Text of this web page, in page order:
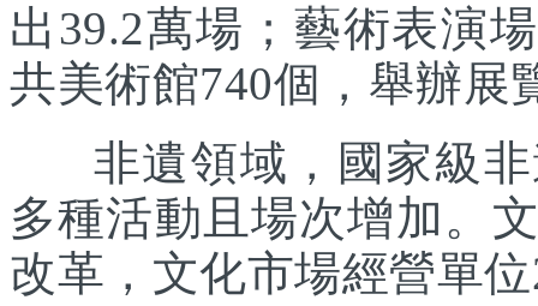
出39.2萬場；藝術表演
共美術館740個，舉辦展
非遺領域，國家級非
多種活動且場次增加。
改革，文化市場經營單